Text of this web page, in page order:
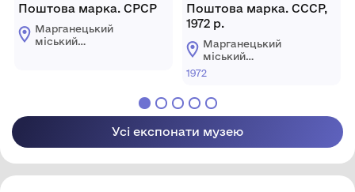
Поштова марка. СРСР
Марганецький
міський
Поштова марка. СССР,
1972 р.
Марганецький
міський
краєзнавчий музей
1972
Усі експонати музею